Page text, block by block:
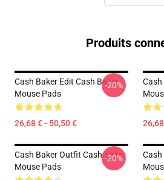
Produits
Cash Baker Edit Cash Baker
Mouse Pads
26,68 € - 50,50 €
-20%
Cash
Cash Baker Outfit Cash Baker
Mouse Pads
-20%
Cash